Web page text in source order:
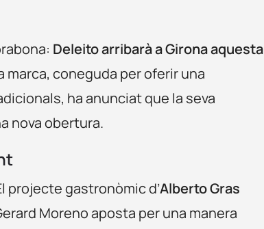
Deleito arribarà a Girona aquesta
marca, coneguda per oferir una
ha anunciat que la seva
nova obertura.
projecte gastronòmic d’Alberto Gras
Moreno aposta per una manera